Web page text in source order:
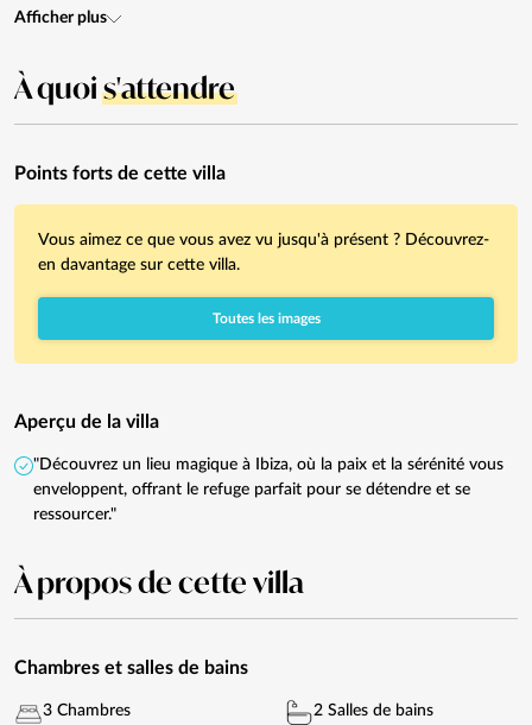
Afficher plus
À quois'attendre
Points forts de cette villa
Vous aimez ce que vous avez vu jusqu'à présent ? Découvrez-
en davantage sur cette villa.
Toutes les images
Aperçu de la villa
"Découvrez un lieu magique à Ibiza, où la paix et la sérénité vous
enveloppent, offrant le refuge parfait pour se détendre et se
ressourcer."
À propos de cette villa
Chambres et salles de bains
3 Chambres 2 Salles de bains